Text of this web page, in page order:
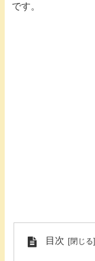
です。
目次